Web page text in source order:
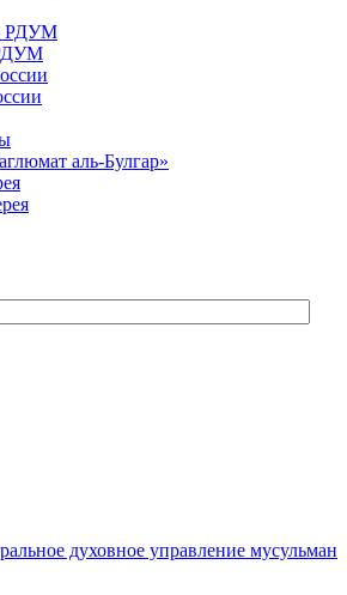
РДУМ
аль-Булгар»
духовное управление мусульман